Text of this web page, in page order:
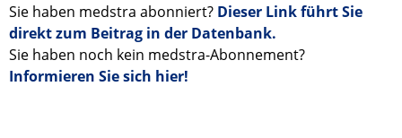
Sie haben medstra abonniert? Dieser Link führt Sie
direkt zum Beitrag in der Datenbank.
Sie haben noch kein medstra-Abonnement?
Informieren Sie sich hier!